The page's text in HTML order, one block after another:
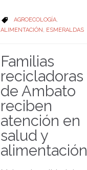
 CATEGORY
AGROECOLOGÍA,
ALIMENTACIÓN
ESMERALDAS
Familias
recicladoras
de Ambato
reciben
atención en
salud y
alimentación